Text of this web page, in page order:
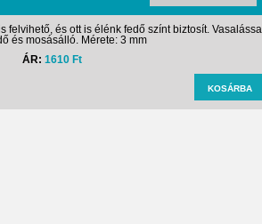
felvihető, és ott is élénk fedő színt biztosít. Vasalással
és mosásálló. Mérete: 3 mm
ÁR: 1610 Ft